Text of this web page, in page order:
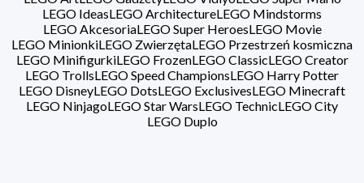
LEGO IdeasLEGO ArchitectureLEGO Mindstorms
LEGO AkcesoriaLEGO Super HeroesLEGO Movie
LEGO MinionkiLEGO ZwierzętaLEGO Przestrzeń kosmiczna
LEGO MinifigurkiLEGO FrozenLEGO ClassicLEGO Creator
LEGO TrollsLEGO Speed ChampionsLEGO Harry Potter
LEGO DisneyLEGO DotsLEGO ExclusivesLEGO Minecraft
LEGO NinjagoLEGO Star WarsLEGO TechnicLEGO City
LEGO Duplo